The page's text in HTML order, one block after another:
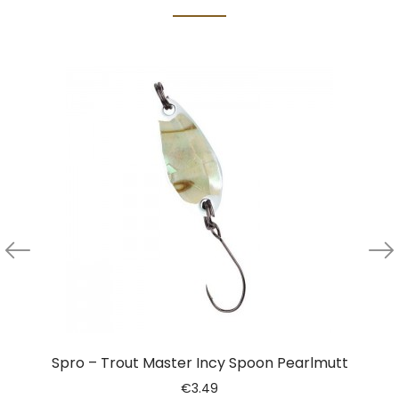
Spro – Trout Master Incy Spoon Pearlmutt
€3.49